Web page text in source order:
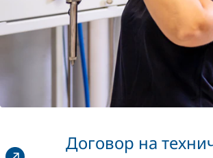
Договор на